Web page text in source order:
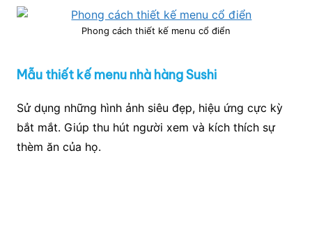
Phong cách thiết kế menu cổ điển
Mẫu thiết kế menu nhà hàng Sushi
Sử dụng những hình ảnh siêu đẹp, hiệu ứng cực kỳ
bắt mắt. Giúp thu hút người xem và kích thích sự
thèm ăn của họ.